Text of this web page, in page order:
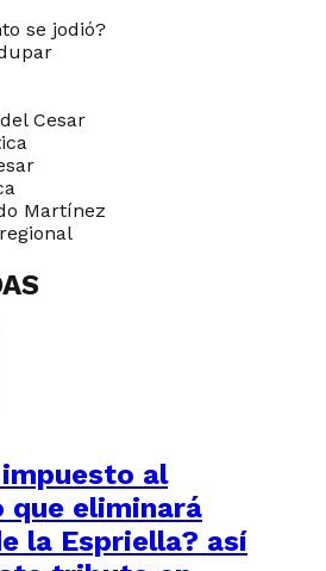
se jodió?
Cesar
Martínez
impuesto al
que eliminará
la Espriella? así